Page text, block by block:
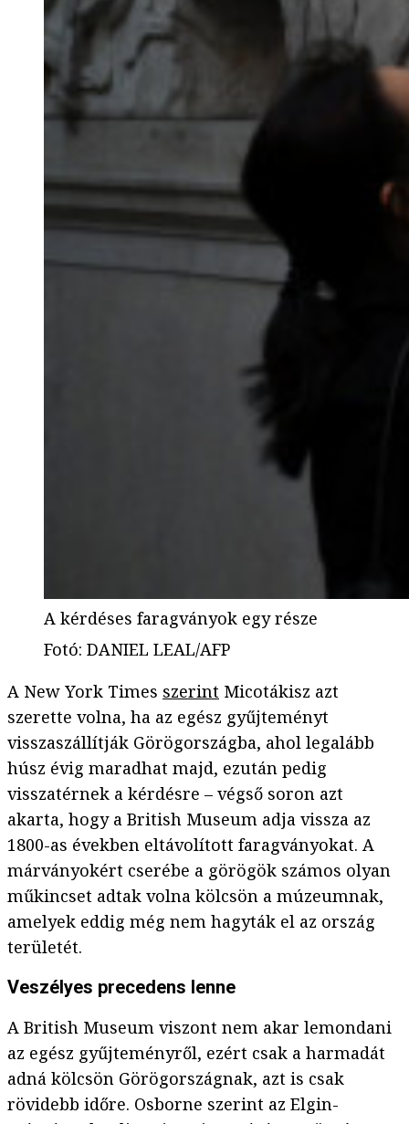
A kérdéses faragványok egy része
Fotó: DANIEL LEAL/AFP
A New York Times szerint Micotákisz azt
szerette volna, ha az egész gyűjteményt
visszaszállítják Görögországba, ahol legalább
húsz évig maradhat majd, ezután pedig
visszatérnek a kérdésre – végső soron azt
akarta, hogy a British Museum adja vissza az
1800-as években eltávolított faragványokat. A
márványokért cserébe a görögök számos olyan
műkincset adtak volna kölcsön a múzeumnak,
amelyek eddig még nem hagyták el az ország
területét.
Veszélyes precedens lenne
A British Museum viszont nem akar lemondani
az egész gyűjteményről, ezért csak a harmadát
adná kölcsön Görögországnak, azt is csak
rövidebb időre. Osborne szerint az Elgin-